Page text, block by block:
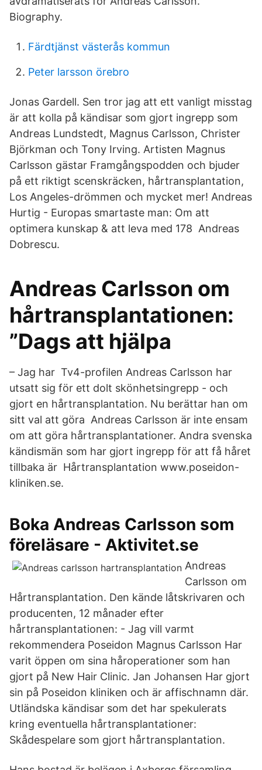
Biography.
Färdtjänst västerås kommun
Peter larsson örebro
Jonas Gardell. Sen tror jag att ett vanligt misstag
är att kolla på kändisar som gjort ingrepp som
Andreas Lundstedt, Magnus Carlsson, Christer
Björkman och Tony Irving. Artisten Magnus
Carlsson gästar Framgångspodden och bjuder
på ett riktigt scenskräcken, hårtransplantation,
Los Angeles-drömmen och mycket mer! Andreas
Hurtig - Europas smartaste man: Om att
optimera kunskap & att leva med 178 Andreas
Dobrescu.
Andreas Carlsson om
hårtransplantationen:
”Dags att hjälpa
– Jag har Tv4-profilen Andreas Carlsson har
utsatt sig för ett dolt skönhetsingrepp - och
gjort en hårtransplantation. Nu berättar han om
sitt val att göra Andreas Carlsson är inte ensam
om att göra hårtransplantationer. Andra svenska
kändismän som har gjort ingrepp för att få håret
tillbaka är Hårtransplantation www.poseidon-
kliniken.se.
Boka Andreas Carlsson som
föreläsare - Aktivitet.se
Andreas
Carlsson om
Hårtransplantation. Den kände låtskrivaren och
producenten, 12 månader efter
hårtransplantationen: - Jag vill varmt
rekommendera Poseidon Magnus Carlsson Har
varit öppen om sina håroperationer som han
gjort på New Hair Clinic. Jan Johansen Har gjort
sin på Poseidon kliniken och är affischnamn där.
Utländska kändisar som det har spekulerats
kring eventuella hårtransplantationer:
Skådespelare som gjort hårtransplantation.